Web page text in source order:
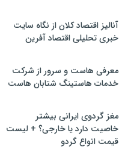
آنالیز اقتصاد کلان از نگاه سایت
خبری تحلیلی اقتصاد آفرین
معرفی هاست و سرور از شرکت
خدمات هاستینگ شتابان هاست
مغز گردوی ایرانی بیشتر
خاصیت دارد یا خارجی؟ + لیست
قیمت انواع گردو